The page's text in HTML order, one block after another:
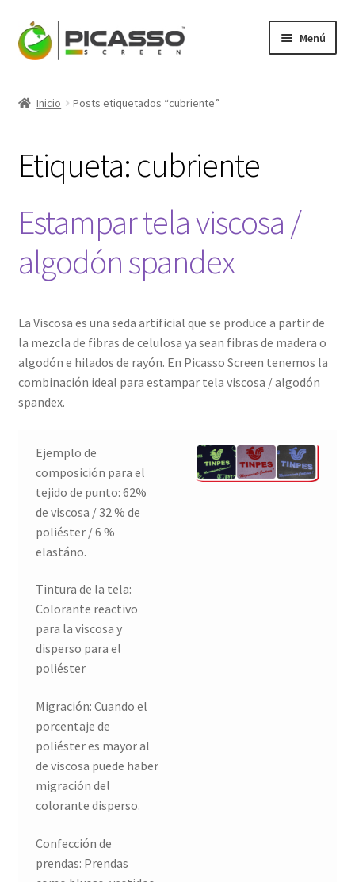
Ir
a
Ir
al
Menú
Mi Cuenta
Contacto
Inicio Posts etiquetados “cubriente”
Etiqueta: cubriente
Estampar tela viscosa /
algodón spandex
La Viscosa es una seda artificial que se produce a partir de
la mezcla de fibras de celulosa ya sean fibras de madera o
algodón e hilados de rayón. En Picasso Screen tenemos la
combinación ideal para estampar tela viscosa / algodón
spandex.
Ejemplo de
composición para el
tejido de punto: 62%
de viscosa / 32 % de
poliéster / 6 %
elastáno.
Tintura de la tela:
Colorante reactivo
para la viscosa y
disperso para el
poliéster
Migración: Cuando el
porcentaje de
poliéster es mayor al
de viscosa puede haber
migración del
colorante disperso.
Confección de
prendas: Prendas